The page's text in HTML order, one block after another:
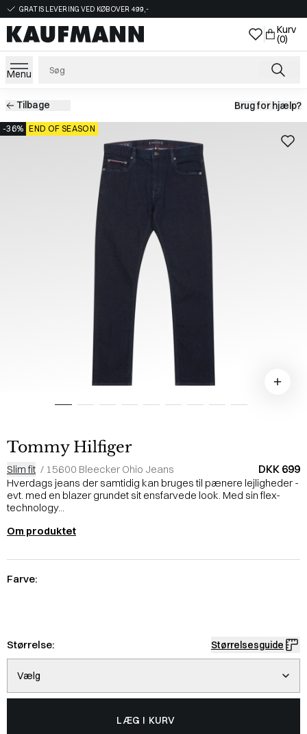
GRATIS LEVERING VED KØB OVER 499,-
Kurv
(0)
Menu
Tilbage Brug for hjælp?
-36% END OF SEASON
Tommy Hilfiger
Slim fit / 15600 Bleecker Ohio Jeans DKK 699
Hverdags jeans der samtidig kan bruges til pænere lejligheder -
evt. med en blazer grundet sit ensfarvede look. Med sin flex-
technology...
Om produktet
Farve:
Størrelse: Størrelsesguide
Vælg
LÆG I KURV